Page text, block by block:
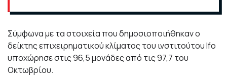
Σύμφωνα με τα στοιχεία που δημοσιοποιήθηκαν ο
δείκτης επιχειρηματικού κλίματος του ινστιτούτου Ifo
υποχώρησε στις 96,5 μονάδες από τις 97,7 του
Οκτωβρίου.